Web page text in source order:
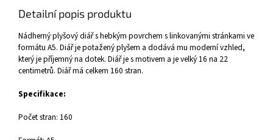
Detailní popis produktu
Nádherný plyšový diář s hebkým povrchem s linkovanými stránkami ve
formátu A5. Diář je potažený plyšem a dodává mu moderní vzhled,
který je příjemný na dotek. Diář je s motivem a je velký 16 na 22
centimetrů. Diář má celkem 160 stran.
Specifikace:
Počet stran: 160